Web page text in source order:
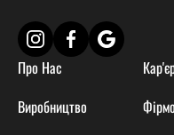
Про Нас
Виробництво